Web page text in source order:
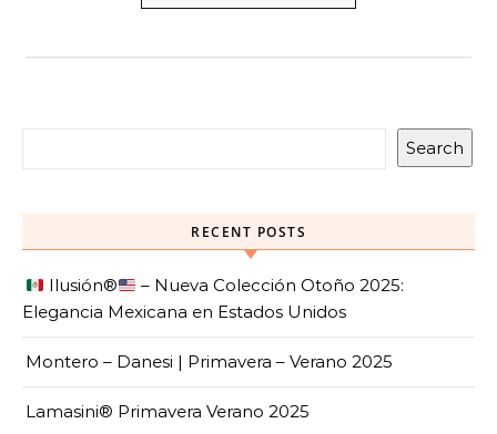
Search
RECENT POSTS
Ilusión®️
– Nueva Colección Otoño 2025:
Elegancia Mexicana en Estados Unidos
Montero – Danesi | Primavera – Verano 2025
Lamasini® Primavera Verano 2025